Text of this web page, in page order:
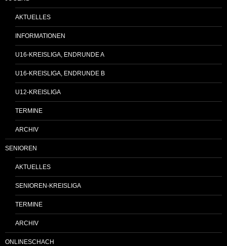
AKTUELLES
INFORMATIONEN
U16-KREISLIGA, ENDRUNDE A
U16-KREISLIGA, ENDRUNDE B
U12-KREISLIGA
TERMINE
ARCHIV
SENIOREN
AKTUELLES
SENIOREN-KREISLIGA
TERMINE
ARCHIV
ONLINESCHACH